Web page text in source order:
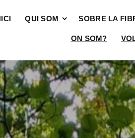
QUI SOM SOBRE LA
ON SOM?